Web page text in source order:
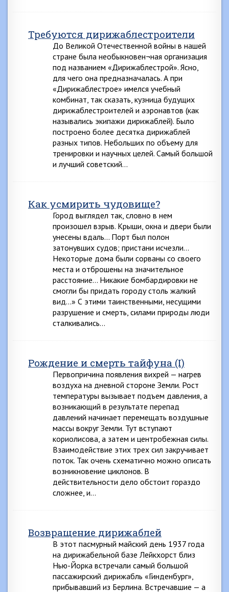
Требуются дирижаблестроители
До Великой Отечественной войны в нашей
стране была необыкновен¬ная организация
под названием «Дирижаблестрой». Ясно,
для чего она предназначалась. А при
«Дирижаблестрое» имелся учебный
комбинат, так сказать, кузница будущих
дирижаблестроителей и аэронавтов (как
назывались экипажи дирижаблей). Было
построено более десятка дирижаблей
разных типов. Небольших по объему для
тренировки и научных целей. Самый большой
и лучший советский…
Как усмирить чудовище?
Город выглядел так, словно в нем
произошел взрыв. Крыши, окна и двери были
унесены вдаль… Порт был полон
затонувших судов; пристани исчезли…
Некоторые дома были сорваны со своего
места и отброшены на значительное
расстояние… Никакие бомбардировки не
смогли бы придать городу столь жалкий
вид…» С этими таинственными, несущими
разрушение и смерть, силами природы люди
сталкивались…
Рождение и смерть тайфуна (I)
Первопричина появления вихрей — нагрев
воздуха на дневной стороне Земли. Рост
температуры вызывает подъем давления, а
возникающий в результате перепад
давлений начинает перемещать воздушные
массы вокруг Земли. Тут вступают
кориолисова, а затем и центробежная силы.
Взаимодействие этих трех сил закручивает
поток. Так очень схематично можно описать
возникновение циклонов. В
действительности дело обстоит гораздо
сложнее, и…
Возвращение дирижаблей
В этот пасмурный майский день 1937 года
на дирижабельной базе Лейкхорст близ
Нью-Йорка встречали самый большой
пассажирский дирижабль «Гинденбург»,
прибывавший из Берлина. Встречавшие — а